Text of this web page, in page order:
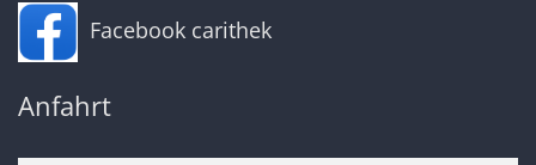
Facebook carithek
Anfahrt